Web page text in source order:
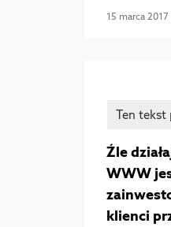
15 marca
Źle
WWW
klienci